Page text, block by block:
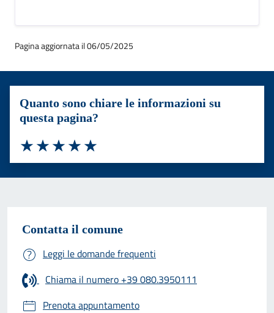
Pagina aggiornata il 06/05/2025
Quanto sono chiare le informazioni su
questa pagina?
Valuta 5 stelle su 5
Valuta 4 stelle su 5
Valuta 3 stelle su 5
Valuta 2 stelle su 5
Valuta 1 stelle su 5
Contatta il comune
Leggi le domande frequenti
Chiama il numero +39 080.3950111
Prenota appuntamento